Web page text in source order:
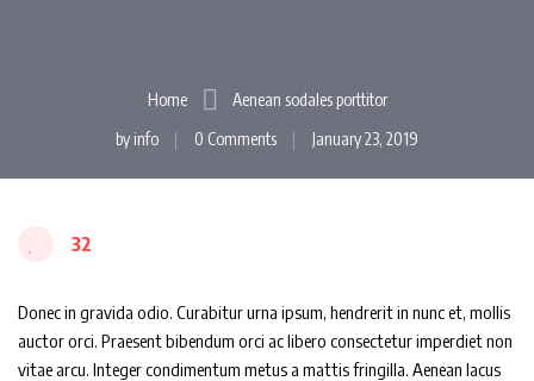
Home
Aenean sodales porttitor
byinfo 0 Comments January 23, 2019
32
Donec in gravida odio. Curabitur urna ipsum, hendrerit in nunc et, mollis
auctor orci. Praesent bibendum orci ac libero consectetur imperdiet non
vitae arcu. Integer condimentum metus a mattis fringilla. Aenean lacus